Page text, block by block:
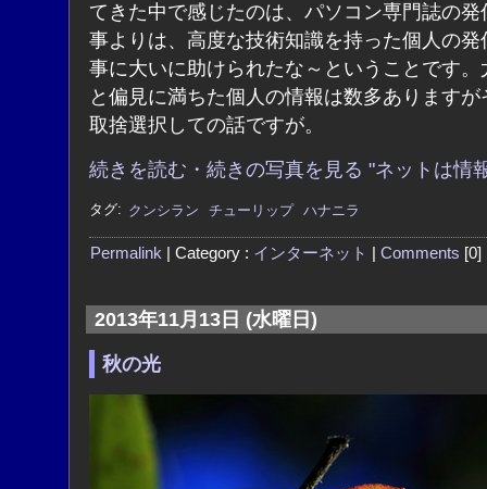
てきた中で感じたのは、パソコン専門誌の発
事よりは、高度な技術知識を持った個人の発
事に大いに助けられたな～ということです。
と偏見に満ちた個人の情報は数多ありますが
取捨選択しての話ですが。
続きを読む・続きの写真を見る "ネットは情
タグ: クンシラン チューリップ ハナニラ
Permalink | Category : インターネット Comments
2013年11月13日 (水曜日)
秋の光